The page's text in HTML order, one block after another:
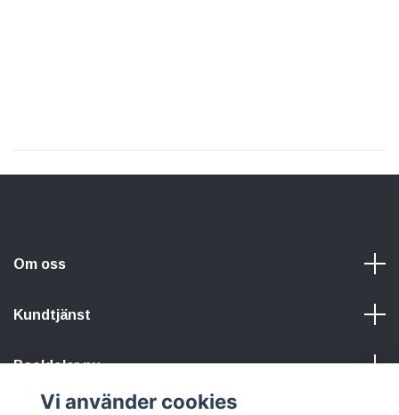
Om oss
Kundtjänst
Pooldelar.nu
Vi använder cookies